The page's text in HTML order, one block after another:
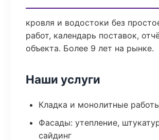
кровля и водостоки без
работ, календарь поставок,
объекта. Более 9 лет на рынке.
Наши услуги
Кладка и монолитные
Фасады: утепление,
сайдинг